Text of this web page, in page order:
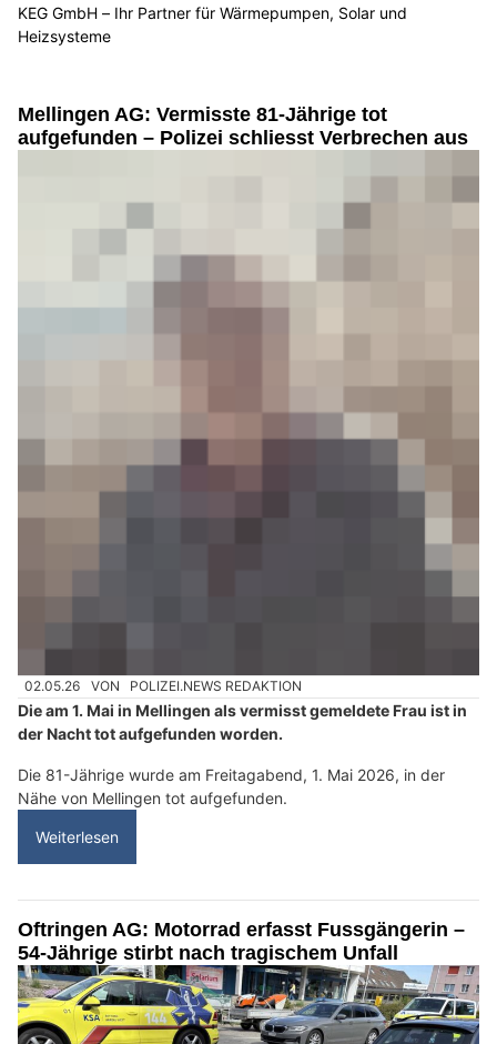
KEG GmbH – Ihr Partner für Wärmepumpen, Solar und
Heizsysteme
Mellingen AG: Vermisste 81-Jährige tot
aufgefunden – Polizei schliesst Verbrechen aus
02.05.26 VON POLIZEI.NEWS REDAKTION
Die am 1. Mai in Mellingen als vermisst gemeldete Frau ist in
der Nacht tot aufgefunden worden.
Die 81-Jährige wurde am Freitagabend, 1. Mai 2026, in der
Nähe von Mellingen tot aufgefunden.
Weiterlesen
Oftringen AG: Motorrad erfasst Fussgängerin –
54-Jährige stirbt nach tragischem Unfall